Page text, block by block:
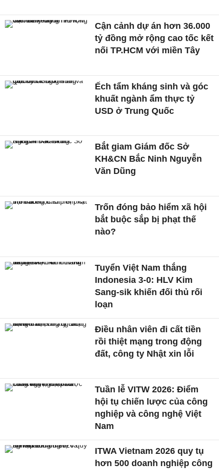
Cận cảnh dự án hơn 36.000
tỷ đồng mở rộng cao tốc kết
nối TP.HCM với miền Tây
Ếch tẩm kháng sinh và góc
khuất ngành ẩm thực tỷ
USD ở Trung Quốc
Bắt giam Giám đốc Sở
KH&CN Bắc Ninh Nguyễn
Văn Dũng
Trốn đóng bảo hiểm xã hội
bắt buộc sắp bị phạt thế
nào?
Tuyển Việt Nam thắng
Indonesia 3-0: HLV Kim
Sang-sik khiến đối thủ rối
loạn
Điều nhân viên đi cất tiền
rồi thiệt mạng trong động
đất, công ty Nhật xin lỗi
Tuần lễ VITW 2026: Điểm
hội tụ chiến lược của công
nghiệp và công nghệ Việt
Nam
ITWA Vietnam 2026 quy tụ
hơn 500 doanh nghiệp công